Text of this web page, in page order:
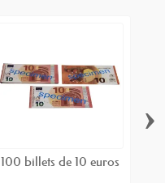
100 billets de 10 euros
›